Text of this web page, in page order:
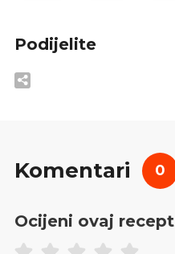
Podijelite
Komentari 0
Ocijeni ovaj recept